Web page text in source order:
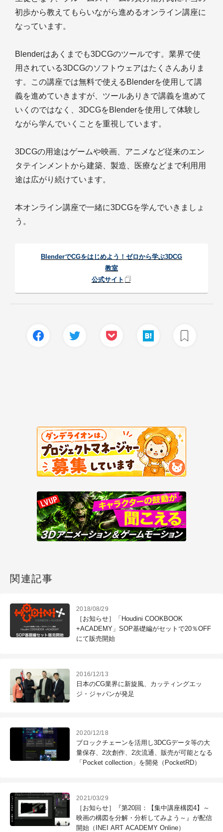
初歩から教えてもらいながら進めるオンライン講座に
なっています。
Blenderはあくまでも3DCGのツールです。業界で使
用されている3DCGのソフトウェアはたくさんありま
す。この講座では無料で使えるBlenderを使用して講
義を進めていきますが、ツールありきで講義を進めて
いくのではなく、3DCGをBlenderを使用して体験し
ながら学んでいくことを重視しています。
3DCGの用途はゲームや映画、アニメなど従来のエン
タテインメントから建築、製造、医療などまで利用用
途は広がり続けています。
本オンライン講座で一緒に3DCGを学んでいきましょ
う。
BlenderでCGをはじめよう！ゼロから学ぶ3DCG
教室
公式サイト
関連記事
2018/08/29
［お知らせ］「Houdini COOKBOOK
+ACADEMY」SOP基礎編がセットで20％OFF
にて販売開始
2016/12/13
日本のCG業界に新旋風、カッティングエッ
ジ・ジャパンが発足
2020/12/18
ブロックチェーンを活用し3DCGデータ等の大
量保存、2次創作、2次流通、販売が可能となる
「Pocket collection」を開発（PocketRD）
2021/03/29
［お知らせ］『第20回：【集中講座構図4】～
映画の構図を分解・分析してみよう～』が配信
開始（INEI ART ACADEMY Online）